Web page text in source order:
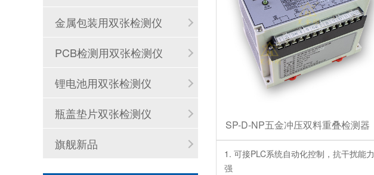
金属包装用双张检测仪
PCB检测用双张检测仪
锂电池用双张检测仪
瓶盖垫片双张检测仪
旗舰新品
双张检测器有哪些用途？
黑金刚2026年端午节放假通知
2026年五一劳动节放假通知
黑金刚2026年春节放假通知
SP-D-NP五金冲压双料重叠检测器
1. 可接PLC系统自动化控制，抗干扰能力
强